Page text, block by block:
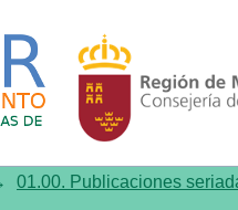
(2013- ) por
01.00. Publicaciones